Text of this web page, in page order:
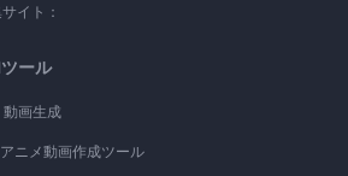
イト：
ール
画生成
ニメ動画作成ツール